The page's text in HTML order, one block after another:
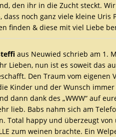
den ihr in die Zucht steckt.
dass noch ganz viele kleine Uris
finden & diese mit viel Liebe
aus Neuwied schrieb am 1.
Lieben, nun ist es soweit das
Den Traum vom eigenen
Kinder und der Wunsch
dann dank des „WWW“ auf
lieb. Babs nahm sich am
Total happy und überzeugt
zum weinen brachte. Ein